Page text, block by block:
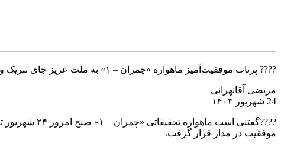
???? پرتاب موفقیت‌آمیز ماهواره «چمران – ۱» به ملت عزیز جای تبریک و تهنیت دارد. الحمدلله علی کل نعمه.
مرتضی آقاتهرانی
24 شهریور ۱۴۰۳
موفقیت در مدار قرار گرفت.